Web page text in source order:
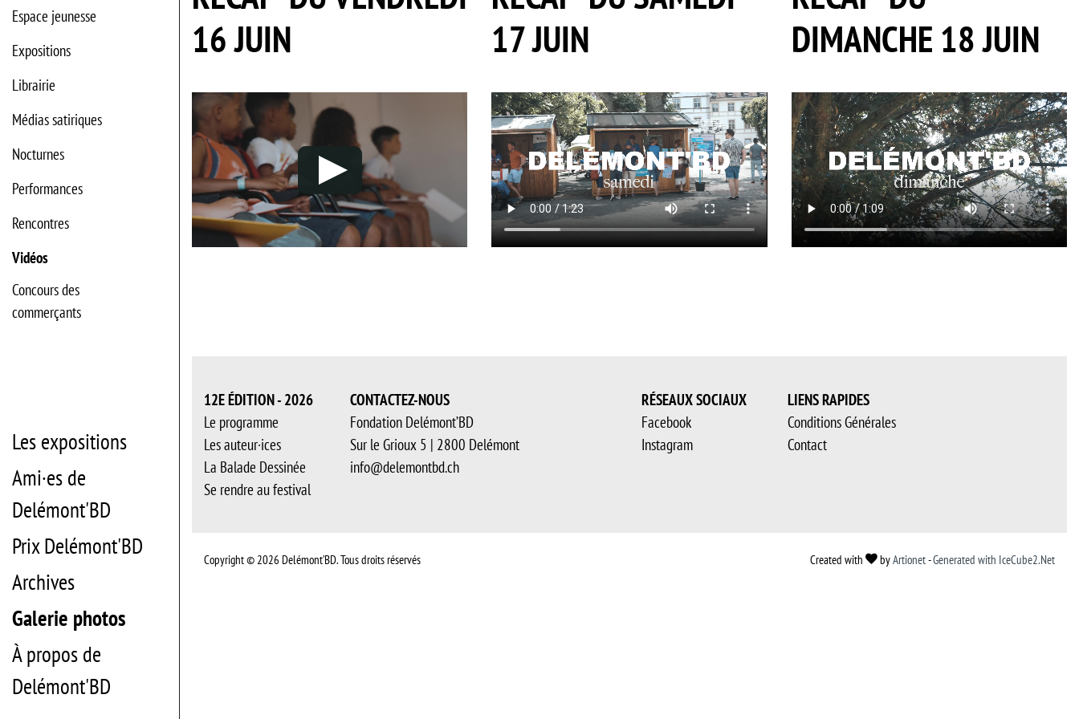
Espace jeunesse
Expositions
Librairie
Médias satiriques
Nocturnes
Performances
Rencontres
Vidéos
Concours des
commerçants
Les expositions
Ami·es de
Delémont'BD
Prix Delémont'BD
Archives
Galerie photos
À propos de
Delémont'BD
16 JUIN
17 JUIN
DIMANCHE 18 JUIN
12E ÉDITION - 2026
Le programme
Les auteur·ices
La Balade Dessinée
Se rendre au festival
CONTACTEZ-NOUS
Fondation Delémont’BD
Sur le Grioux 5 | 2800 Delémont
info@delemontbd.ch
RÉSEAUX SOCIAUX
Facebook
Instagram
LIENS RAPIDES
Conditions Générales
Contact
Copyright © 2026 Delémont’BD. Tous droits réservés Created with byArtionet-Generated with IceCube2.Net